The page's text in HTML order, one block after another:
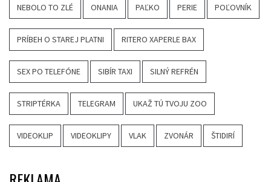
NEBOLO TO ZLÉ ONANIA PAĽKO PERIE POĽOVNÍK
PRÍBEH O STAREJ PLATNI RITERO XAPERLE BAX
SEX PO TELEFÓNE SIBÍR TAXI SILNÝ REFRÉN
STRIPTÉRKA TELEGRAM UKAŽ TÚ TVOJU ZOO
VIDEOKLIP VIDEOKLIPY VLAK ZVONÁR ŠTIDIRÍ